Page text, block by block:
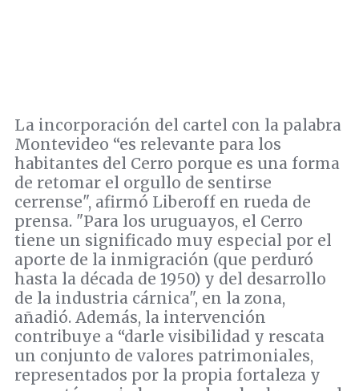
La incorporación del cartel con la palabra
Montevideo “es relevante para los
habitantes del Cerro porque es una forma
de retomar el orgullo de sentirse
cerrense", afirmó Liberoff en rueda de
prensa. "Para los uruguayos, el Cerro
tiene un significado muy especial por el
aporte de la inmigración (que perduró
hasta la década de 1950) y del desarrollo
de la industria cárnica", en la zona,
añadió. Además, la intervención
contribuye a “darle visibilidad y rescata
un conjunto de valores patrimoniales,
representados por la propia fortaleza y